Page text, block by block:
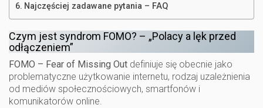
Najczęściej zadawane pytania – FAQ
Czym jest syndrom FOMO? – „Polacy a lęk przed
odłączeniem”
FOMO – Fear of Missing Out definiuje się obecnie jako
problematyczne użytkowanie internetu, rodzaj uzależnienia
od mediów społecznościowych, smartfonów i
komunikatorów online.